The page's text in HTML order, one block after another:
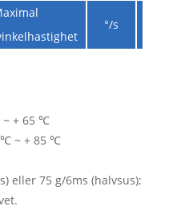
°/s
+ 65 ℃
℃ ~ + 85 ℃
eller 75 g/6ms (halvsus);